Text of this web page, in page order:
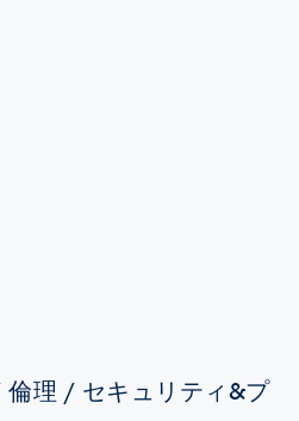
倫理 / セキュリティ&プ